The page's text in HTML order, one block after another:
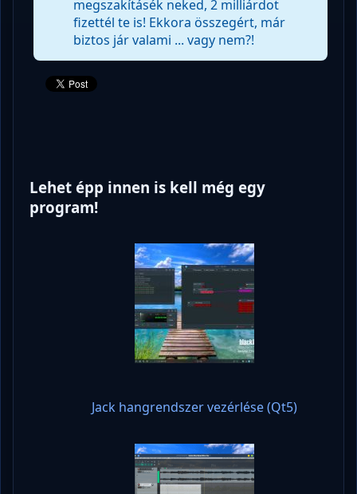
megszakításék neked, 2 milliárdot
fizettél te is! Ekkora összegért, már
biztos jár valami ... vagy nem?!
Lehet épp innen is kell még egy
program!
Jack hangrendszer vezérlése (Qt5)